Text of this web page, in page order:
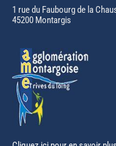
in
new
1 rue du Faubourg de la
45200 Montargis